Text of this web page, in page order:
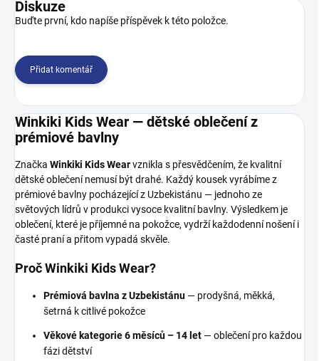
Diskuze
Buďte první, kdo napíše příspěvek k této položce.
Přidat komentář
Winkiki Kids Wear — dětské oblečení z
prémiové bavlny
Značka Winkiki Kids Wearvznikla s přesvědčením, že kvalitní
dětské oblečení nemusí být drahé. Každý kousek vyrábíme z
prémiové bavlny pocházející z Uzbekistánu — jednoho ze
světových lídrů v produkci vysoce kvalitní bavlny. Výsledkem je
oblečení, které je příjemné na pokožce, vydrží každodenní nošení i
časté praní a přitom vypadá skvěle.
Proč Winkiki Kids Wear?
Prémiová bavlna z Uzbekistánu — prodyšná, měkká,
šetrná k citlivé pokožce
Věkové kategorie 6 měsíců – 14 let — oblečení pro každou
fázi dětství